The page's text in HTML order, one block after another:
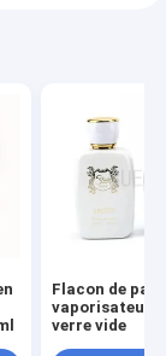
Flacon de
vaporisateur
verre vide